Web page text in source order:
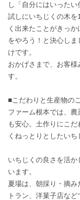
し「自分にはいったい
試しにいちじくの木を
く出来たことがきっ
をやろう！と決心し
けです。
おかげさまで、お客
す。
■こだわりと生産物の
ファーム根本では、
も安心。土作りにこ
くねっとりとしたいち
いちじくの良さを活
います。
夏場は、朝採り・摘
トラン、洋菓子店など